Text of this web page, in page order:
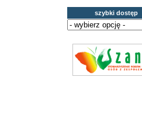
szybki dostęp